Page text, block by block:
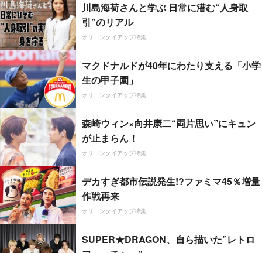
川島海荷さんと学ぶ 日常に潜む“人身取
引”のリアル
オリコンタイアップ特集
マクドナルドが40年にわたり支える「小学
生の甲子園」
オリコンタイアップ特集
森崎ウィン×向井康二“両片思い”にキュン
が止まらん！
オリコンタイアップ特集
デカすぎ都市伝説発生!?ファミマ45％増量
作戦再来
オリコンタイアップ特集
SUPER★DRAGON、自ら描いた”レトロ